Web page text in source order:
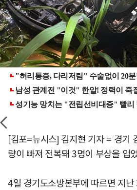
[김포=뉴시스] 김지현 기자 = 경기
량이 빠져 전복돼 3명이 부상을 입
4일 경기도소방본부에 따르면 지